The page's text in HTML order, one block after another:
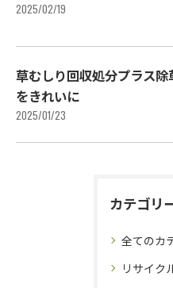
2025/02/19
草むしり回収処分プラス
をきれいに
2025/01/23
カテゴリ
全てのカ
リサイク